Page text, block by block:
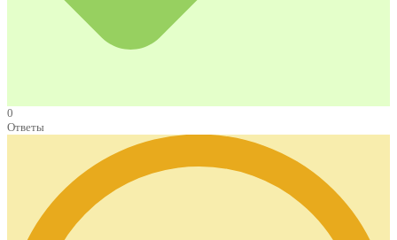
0
Ответы